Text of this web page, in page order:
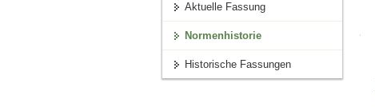
Aktuelle Fassung
Normenhistorie
Historische Fassungen